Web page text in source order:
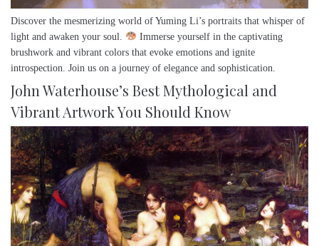
Discover the mesmerizing world of Yuming Li’s portraits that whisper of
light and awaken your soul.
Immerse yourself in the captivating
brushwork and vibrant colors that evoke emotions and ignite
introspection. Join us on a journey of elegance and sophistication.
John Waterhouse’s Best Mythological and
Vibrant Artwork You Should Know